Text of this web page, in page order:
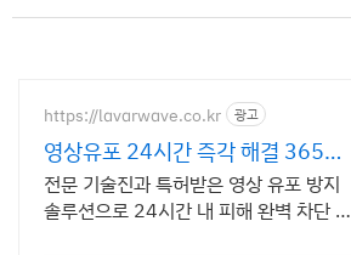
https://lavarwave.co.kr 광고
영상유포 24시간 즉각 해결 365일
상담으로 협박 구제
전문 기술진과 특허받은 영상 유포 방지
솔루션으로 24시간 내 피해 완벽 차단 골